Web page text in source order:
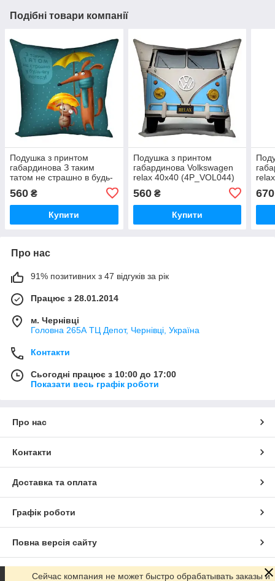
Подібні товари компанії
Подушка з принтом
габардинова З таким
татом не страшно в будь-
(4P_DOG087)
560 ₴
Купити
Подушка з принтом
габардинова Volkswagen
relax 40x40 (4P_VOL044)
560₴
Купити
670
Про нас
91% позитивних з 47 відгуків за рік
Працює з 28.01.2014
м. Чернівці
Головна 265А ТЦ Депот, Чернівці, Україна
Контакти
Сьогодні працює з 10:00 до 17:00
Показати весь графік роботи
Про нас
Контакти
Доставка та оплата
Графік роботи
Повна версія сайту
Сайт створено на маркетплейсі Prom.ua
Сейчас компания не может быстро обрабатывать заказы и